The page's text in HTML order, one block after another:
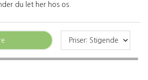
du let her hos os.